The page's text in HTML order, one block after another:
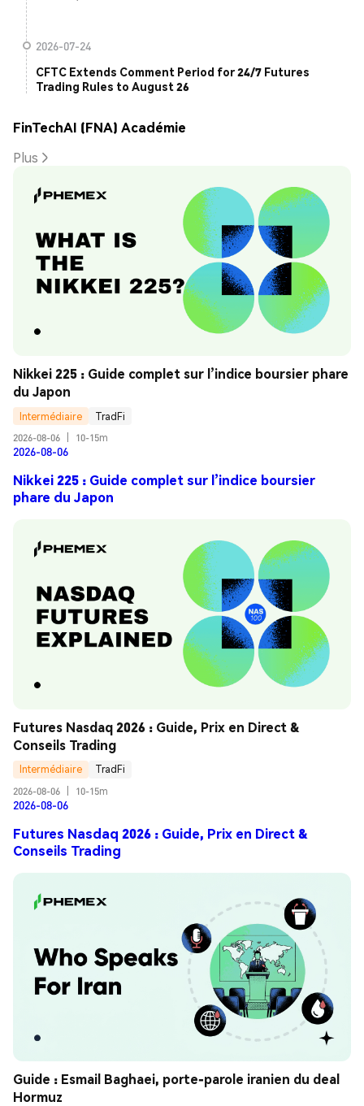
2026-07-24
CFTC Extends Comment Period for 24/7 Futures
Trading Rules to August 26
FinTechAI (FNA) Académie
Plus
Nikkei 225 : Guide complet sur l’indice boursier phare
du Japon
Intermédiaire
TradFi
2026-08-06
10-15m
2026-08-06
Nikkei 225 : Guide complet sur l’indice boursier
phare du Japon
Futures Nasdaq 2026 : Guide, Prix en Direct &
Conseils Trading
Intermédiaire
TradFi
2026-08-06
10-15m
2026-08-06
Futures Nasdaq 2026 : Guide, Prix en Direct &
Conseils Trading
Guide : Esmail Baghaei, porte-parole iranien du deal
Hormuz